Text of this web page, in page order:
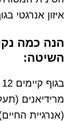
איזון אנרגטי
הנה כמה
השיטה:
מרידיאנים
(אנרגיית